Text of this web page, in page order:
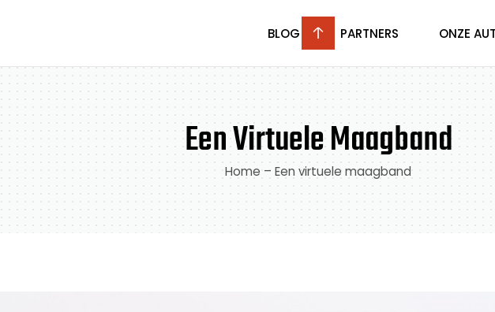
BLOG PARTNERS ONZE
Een Virtuele Maagband
Home – Een virtuele maagband